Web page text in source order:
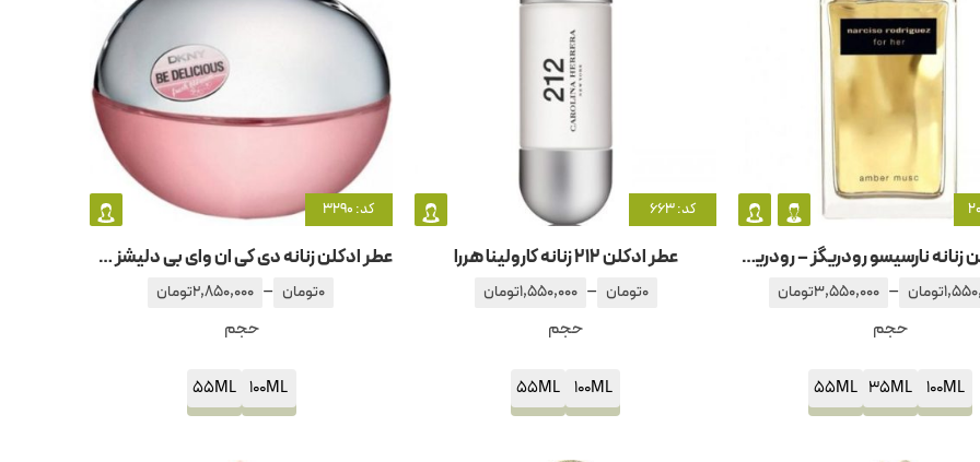
عطر ادکلن زنانه نارسیسو رودریگز – رودریگوئز فور هر امبر مشک
تومان –
3,550,000تومان
حجم
100ML
35ML
55ML
کد: 663
عطر ادکلن 212 زنانه کارولینا هررا
0تومان –
1,550,000تومان
حجم
100ML
55ML
کد: 3290
عطر ادکلن زنانه دی کی ان وای بی دلیشز فرش بلوزوم
0تومان –
2,850,000تومان
حجم
100ML
55ML